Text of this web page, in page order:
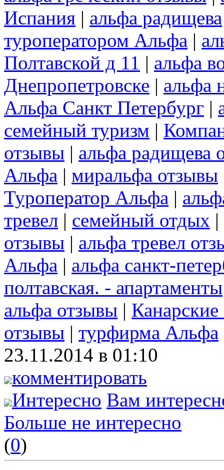
Испания | альфа радищева
туроператором Альфа |
Полтавской д 11 | альфа
Днепропетровске | альфа
Альфа Санкт Петербург |
семейный туризм |
отзывы | альфа радищева
Альфа | миральфа отзывы
Туроператор Альфа |
тревел | семейный отдых |
отзывы | альфа тревел
Альфа | альфа санкт-
полтавская. - апартаменты
альфа отзывы | Канарские
отзывы | турфирма Альфа
23.11.2014 в 01:10
комментировать
Интересно Вам
Больше не интересно
(0)